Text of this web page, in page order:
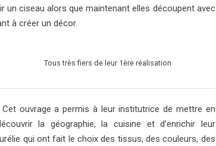
un ciseau alors que maintenant elles découpent avec
à créer un décor.
Tous très fiers de leur 1ère réalisation
ouvrage a permis à leur institutrice de mettre en
la géographie, la cuisine et d’enrichir leur
qui ont fait le choix des tissus, des couleurs, des